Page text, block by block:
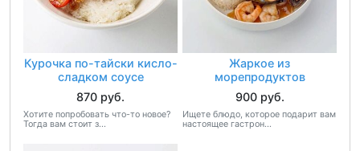
Курочка по-тайски кисло-
сладком соусе
870 руб.
Хотите попробовать что-то новое?
Тогда вам стоит з...
Жаркое из
морепродуктов
900 руб.
Ищете блюдо, которое подарит вам
настоящее гастрон...